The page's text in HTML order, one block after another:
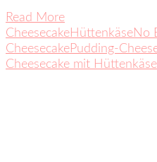
Read More
CheesecakeHüttenkäseNo
CheesecakePudding-
Cheesecake mit Hüttenkäse